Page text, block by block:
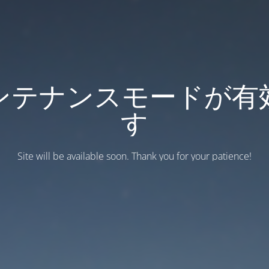
テナンスモードが有
す
Site will be available soon. Thank you for your patience!